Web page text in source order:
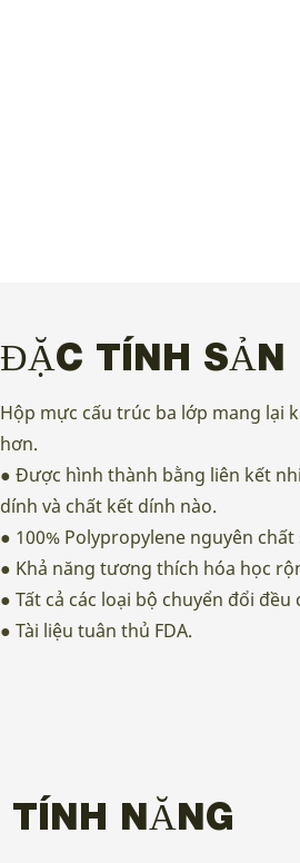
ĐẶC TÍNH SẢN
Hộp mực cấu trúc ba lớp mang lại
hơn.
● Được hình thành bằng liên kết
dính và chất kết dính nào.
● 100% Polypropylene nguyên
● Khả năng tương thích hóa học
● Tất cả các loại bộ chuyển đổi đều
● Tài liệu tuân thủ FDA.
TÍNH NĂNG